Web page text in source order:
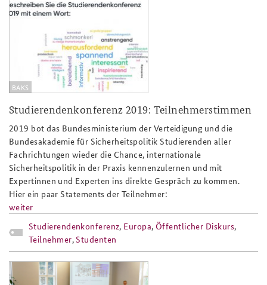
teaser_testimonial.jpg
BAKS
Studierendenkonferenz 2019: Teilnehmerstimmen
2019 bot das Bundesministerium der Verteidigung und die
Bundesakademie für Sicherheitspolitik Studierenden aller
Fachrichtungen wieder die Chance, internationale
Sicherheitspolitik in der Praxis kennenzulernen und mit
Expertinnen und Experten ins direkte Gespräch zu kommen.
Hier ein paar Statements der Teilnehmer:
weiter
Studierendenkonferenz, Europa, Öffentlicher Diskurs,
Teilnehmer, Studenten
studienseminar-rlp18_silder.png